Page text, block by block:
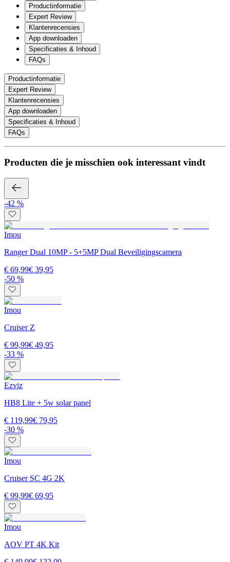
Productinformatie
Expert Review
Klantenrecensies
App downloaden
Specificaties & Inhoud
FAQs
Productinformatie
Expert Review
Klantenrecensies
App downloaden
Specificaties & Inhoud
FAQs
Producten die je misschien ook interessant vindt
-42 %
Imou
Ranger Dual 10MP - 5+5MP Dual Beveiligingscamera
€ 69,99€ 39,95
-50 %
Imou
Cruiser Z
€ 99,99€ 49,95
-33 %
Ezviz
HB8 Lite + 5w solar panel
€ 119,99€ 79,95
-30 %
Imou
Cruiser SC 4G 2K
€ 99,99€ 69,95
Imou
AOV PT 4K Kit